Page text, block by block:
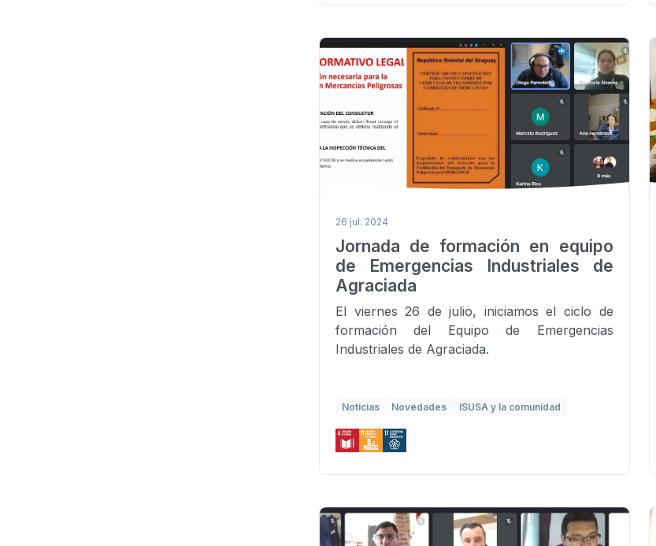
26 jul. 2024
Jornada de formación en equipo
de Emergencias Industriales de
Agraciada
El viernes 26 de julio, iniciamos el ciclo de
formación del Equipo de Emergencias
Industriales de Agraciada.
Noticias Novedades ISUSA y la comunidad